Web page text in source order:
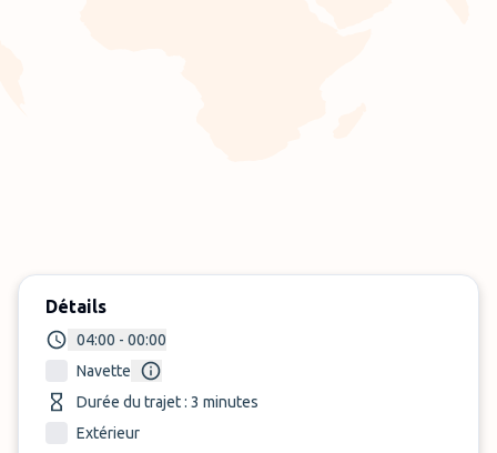
Détails
04:00 - 00:00
Navette
Durée du trajet : 3 minutes
Extérieur